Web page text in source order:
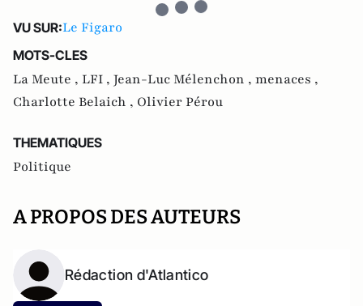
VU SUR:Le Figaro
MOTS-CLES
La Meute , LFI , Jean-Luc Mélenchon , menaces ,
Charlotte Belaich , Olivier Pérou
THEMATIQUES
Politique
A PROPOS DES AUTEURS
Rédaction d'Atlantico